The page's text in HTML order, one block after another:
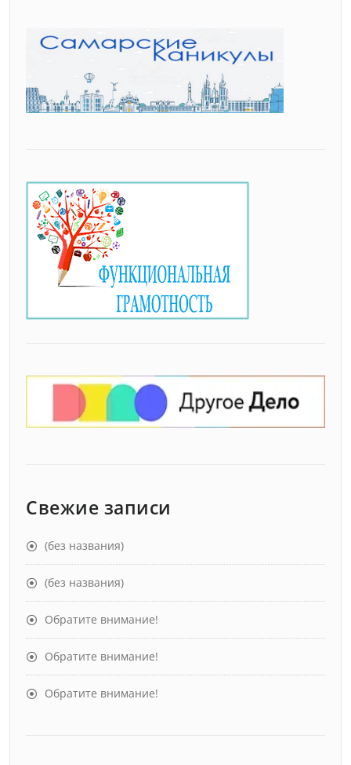
Свежие записи
(без названия)
(без названия)
Обратите внимание!
Обратите внимание!
Обратите внимание!